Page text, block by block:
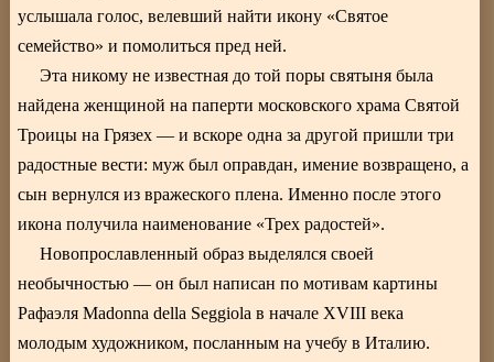
услышала голос, велевший найти икону «Святое
семейство» и помолиться пред ней.
Эта никому не известная до той поры святыня была
найдена женщиной на паперти московского храма Святой
Троицы на Грязех — и вскоре одна за другой пришли три
радостные вести: муж был оправдан, имение возвращено, а
сын вернулся из вражеского плена. Именно после этого
икона получила наименование «Трех радостей».
Новопрославленный образ выделялся своей
необычностью — он был написан по мотивам картины
Рафаэля Madonna della Seggiola в начале XVIII века
молодым художником, посланным на учебу в Италию.